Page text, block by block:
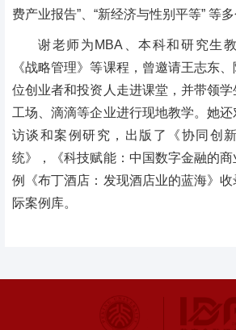
费产业报告”、“新经济与性别平等” 等
谢老师为MBA、本科和研究生
《战略管理》等课程，曾邀请王志东
位创业者和投资人走进课堂，并带领
工场、滴滴等企业进行现地教学。她
访谈和案例研究，出版了《协同创
统》，《科技赋能：中国数字金融的
例《布丁酒店：发现酒店业的蓝海》
际案例库。